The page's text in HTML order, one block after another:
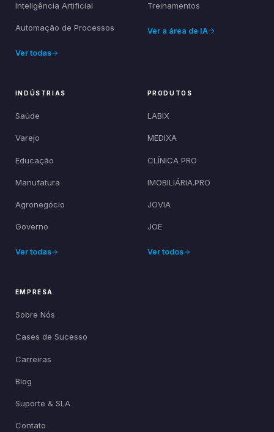
Inteligência Artificial
Automação de Processos
Ver todas
Treinamentos
Ver a área de IA
INDÚSTRIAS
Saúde
Varejo
Educação
Manufatura
Agronegócio
Governo
Ver todas
PRODUTOS
LABIX
MEDIXA
CLÍNICA PRO
IMOBILIÁRIA.PRO
JOVIA
JOE
Ver todos
EMPRESA
Sobre Nós
Cases de Sucesso
Carreiras
Blog
Suporte & SLA
Contato